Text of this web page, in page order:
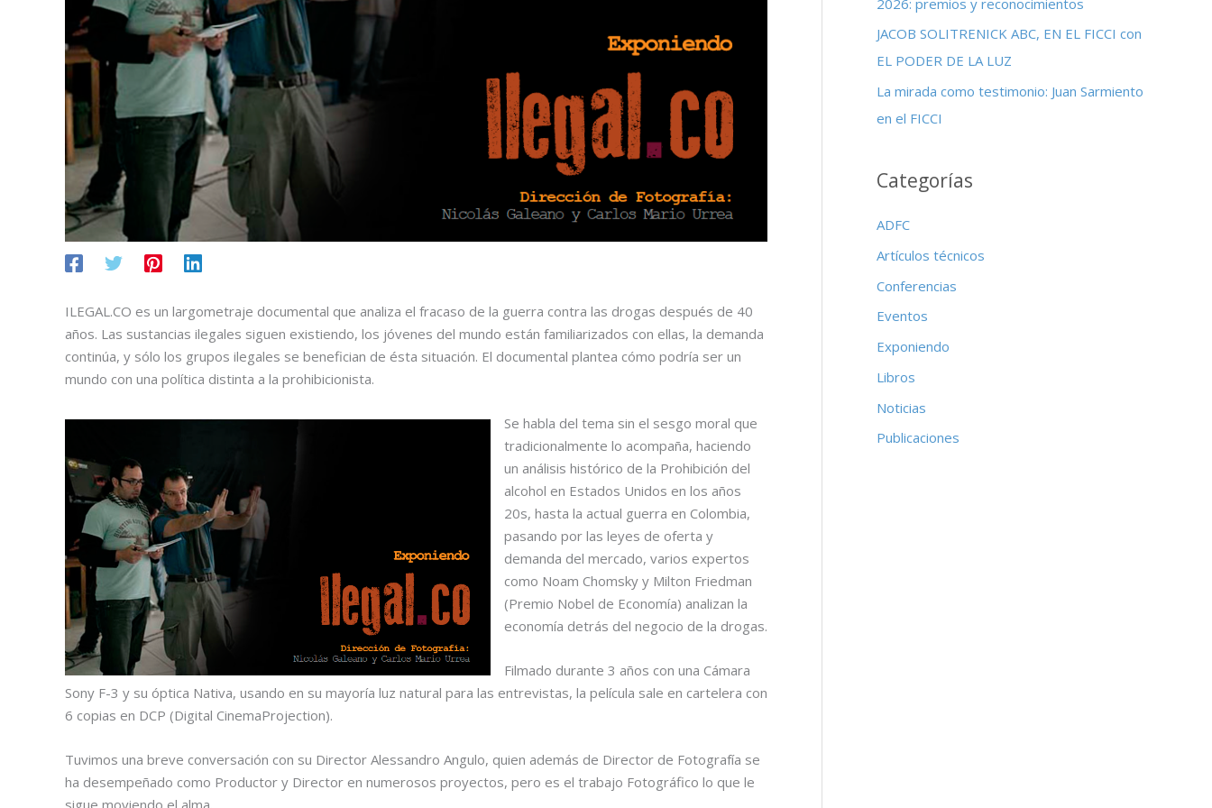
ILEGAL.CO es un largometraje documental que analiza el fracaso de la guerra contra las drogas después de 40
años. Las sustancias ilegales siguen existiendo, los jóvenes del mundo están familiarizados con ellas, la demanda
continúa, y sólo los grupos ilegales se benefician de ésta situación. El documental plantea cómo podría ser un
mundo con una política distinta a la prohibicionista.
Se habla del tema sin el sesgo moral que
tradicionalmente lo acompaña, haciendo
un análisis histórico de la Prohibición del
alcohol en Estados Unidos en los años
20s, hasta la actual guerra en Colombia,
pasando por las leyes de oferta y
demanda del mercado, varios expertos
como Noam Chomsky y Milton Friedman
(Premio Nobel de Economía) analizan la
economía detrás del negocio de la drogas.
Filmado durante 3 años con una Cámara
Sony F-3 y su óptica Nativa, usando en su mayoría luz natural para las entrevistas, la película sale en cartelera con
6 copias en DCP (Digital CinemaProjection).
Tuvimos una breve conversación con su Director Alessandro Angulo, quien además de Director de Fotografía se
ha desempeñado como Productor y Director en numerosos proyectos, pero es el trabajo Fotográfico lo que le
:
JACOB SOLITRENICK ABC, EN EL FICCI con
EL PODER DE LA LUZ
La mirada como testimonio: Juan Sarmiento
en el FICCI
Categorías
ADFC
Artículos técnicos
Conferencias
Eventos
Exponiendo
Libros
Noticias
Publicaciones